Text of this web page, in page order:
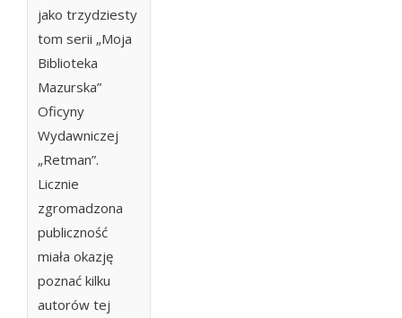
jako trzydziesty
tom serii „Moja
Biblioteka
Mazurska”
Oficyny
Wydawniczej
„Retman”.
Licznie
zgromadzona
publiczność
miała okazję
poznać kilku
autorów tej